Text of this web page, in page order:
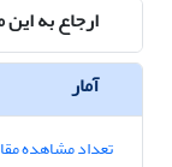
ارجاع به این
آمار
تعداد مشاهده